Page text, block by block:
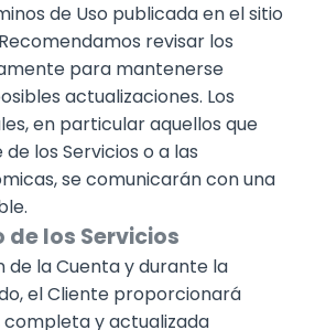
de Uso publicada en el sitio
revisar los
para mantenerse
actualizaciones. Los
en particular aquellos que
los Servicios o a las
se comunicarán con una
de los Servicios
de la Cuenta y durante la
el Cliente proporcionará
y actualizada